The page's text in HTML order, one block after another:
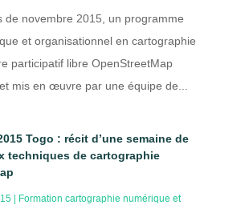
de novembre 2015, un programme
et organisationnel en cartographie
participatif libre OpenStreetMap
mis en œuvre par une équipe de...
Togo : récit d’une semaine de
techniques de cartographie
Formation cartographie numérique et